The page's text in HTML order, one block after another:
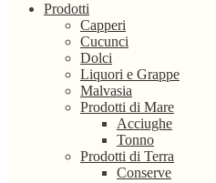
Prodotti
Capperi
Cucunci
Dolci
Liquori e Grappe
Malvasia
Prodotti di Mare
Acciughe
Tonno
Prodotti di Terra
Conserve